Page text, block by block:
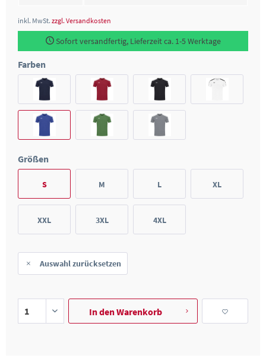
inkl. MwSt. zzgl. Versandkosten
Sofort versandfertig, Lieferzeit ca. 1-5 Werktage
Farben
Größen
S M L XL
XXL 3XL 4XL
Auswahl zurücksetzen
In denWarenkorb